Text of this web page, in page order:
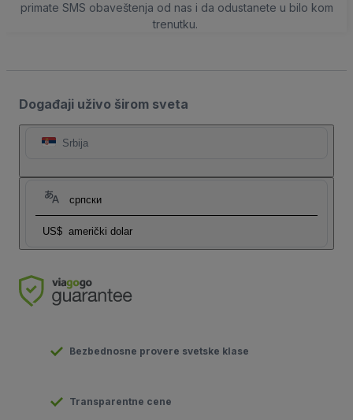
primate SMS obaveštenja od nas i da odustanete u bilo kom
trenutku.
Događaji uživo širom sveta
Srbija
српски
US$ američki dolar
Bezbednosne provere svetske klase
Transparentne cene